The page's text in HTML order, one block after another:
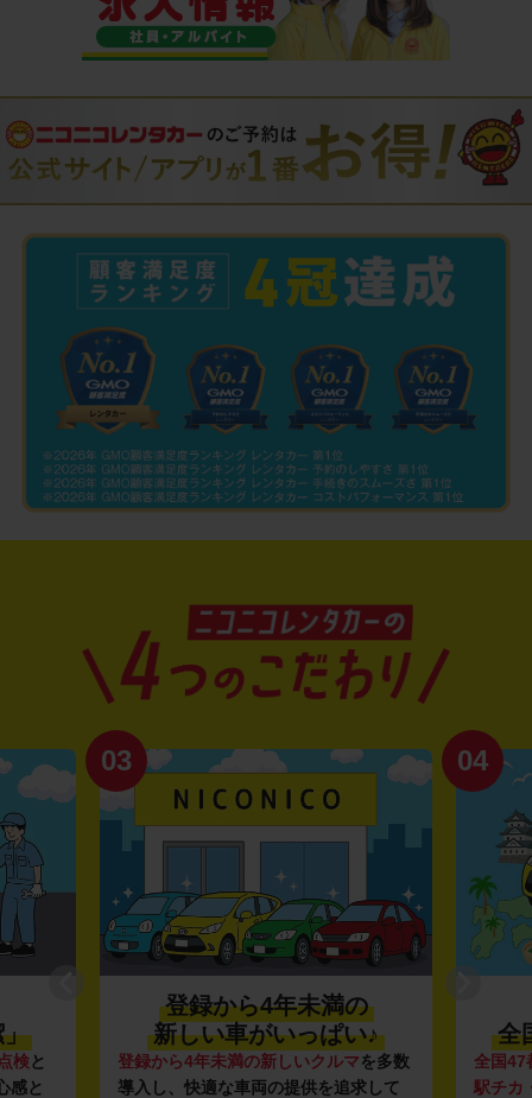
」
検と
感と
03
登録から4年未満の
新しい車がいっぱい♪
登録から4年未満の新しいクルマを多数
導入し、快適な車両の提供を追求して
04
全
全国47
駅チカ